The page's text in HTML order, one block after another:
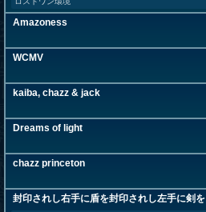
Amazoness
WCMV
kaiba, chazz & jack
Dreams of light
chazz princeton
封印されし右手に盾を封印されし左手に剣を